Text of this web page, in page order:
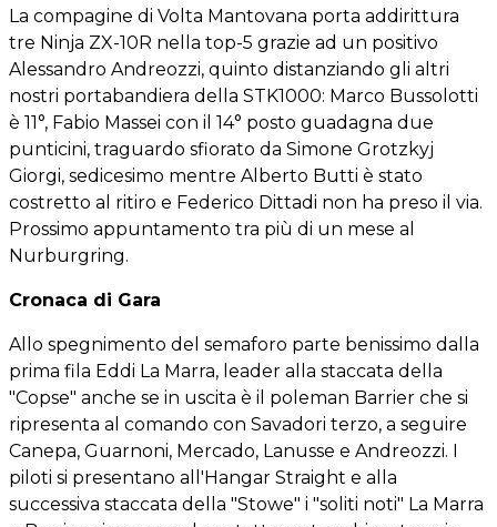
La compagine di Volta Mantovana porta addirittura
tre Ninja ZX-10R nella top-5 grazie ad un positivo
Alessandro Andreozzi, quinto distanziando gli altri
nostri portabandiera della STK1000: Marco Bussolotti
è 11°, Fabio Massei con il 14° posto guadagna due
punticini, traguardo sfiorato da Simone Grotzkyj
Giorgi, sedicesimo mentre Alberto Butti è stato
costretto al ritiro e Federico Dittadi non ha preso il via.
Prossimo appuntamento tra più di un mese al
Nurburgring.
Cronaca di Gara
Allo spegnimento del semaforo parte benissimo dalla
prima fila Eddi La Marra, leader alla staccata della
"Copse" anche se in uscita è il poleman Barrier che si
ripresenta al comando con Savadori terzo, a seguire
Canepa, Guarnoni, Mercado, Lanusse e Andreozzi. I
piloti si presentano all'Hangar Straight e alla
successiva staccata della "Stowe" i "soliti noti" La Marra